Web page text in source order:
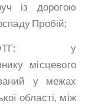
із дорогою
Пробій;
у
місцевого
у межах
області, між